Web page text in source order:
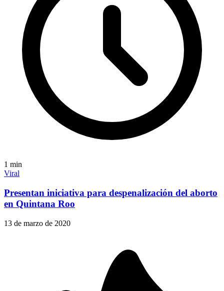
1 min
Viral
Presentan iniciativa para despenalización del aborto
en Quintana Roo
13 de marzo de 2020